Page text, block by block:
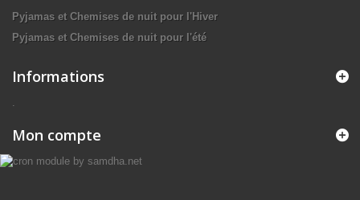
Pyjamas et Chemises de nuit pour l'Hiver
Pyjamas et Chemises de nuit pour l'été
Informations
Mon compte